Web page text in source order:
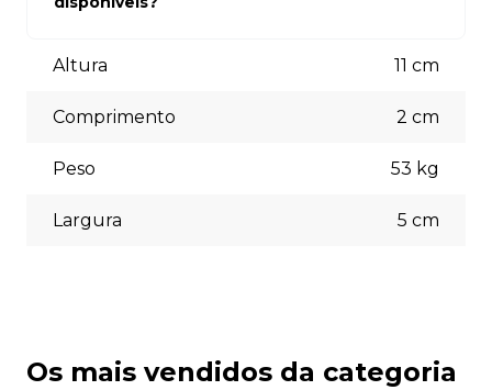
está à disposição para auxiliá-lo.
(5% off) cartões de crédito, boleto bancário. Você pode
escolher a opção que melhor se adapte às suas
Altura 11 cm
Comprimento 2 cm
Peso 53 kg
Largura 5 cm
Os mais vendidos da categoria